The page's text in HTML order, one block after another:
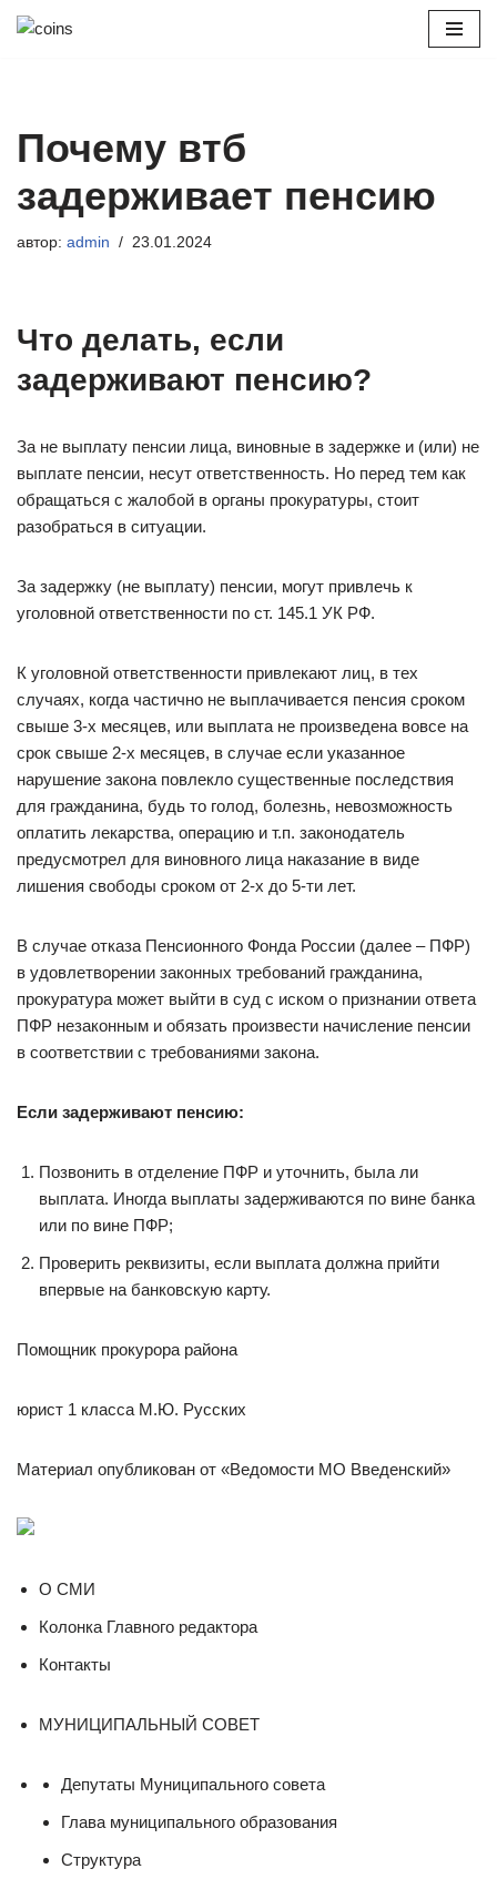
Почему втб
задерживает пенсию
автор: admin 23.01.2024
Что делать, если
задерживают пенсию?
За не выплату пенсии лица, виновные в задержке и (или) не
выплате пенсии, несут ответственность. Но перед тем как
обращаться с жалобой в органы прокуратуры, стоит
разобраться в ситуации.
За задержку (не выплату) пенсии, могут привлечь к
уголовной ответственности по ст. 145.1 УК РФ.
К уголовной ответственности привлекают лиц, в тех
случаях, когда частично не выплачивается пенсия сроком
свыше 3-х месяцев, или выплата не произведена вовсе на
срок свыше 2-х месяцев, в случае если указанное
нарушение закона повлекло существенные последствия
для гражданина, будь то голод, болезнь, невозможность
оплатить лекарства, операцию и т.п. законодатель
предусмотрел для виновного лица наказание в виде
лишения свободы сроком от 2-х до 5-ти лет.
В случае отказа Пенсионного Фонда России (далее – ПФР)
в удовлетворении законных требований гражданина,
прокуратура может выйти в суд с иском о признании ответа
ПФР незаконным и обязать произвести начисление пенсии
в соответствии с требованиями закона.
Если задерживают пенсию:
Позвонить в отделение ПФР и уточнить, была ли
выплата. Иногда выплаты задерживаются по вине банка
или по вине ПФР;
Проверить реквизиты, если выплата должна прийти
впервые на банковскую карту.
Помощник прокурора района
юрист 1 класса М.Ю. Русских
Материал опубликован от «Ведомости МО Введенский»
О СМИ
Колонка Главного редактора
Контакты
МУНИЦИПАЛЬНЫЙ СОВЕТ
Депутаты Муниципального совета
Глава муниципального образования
Структура